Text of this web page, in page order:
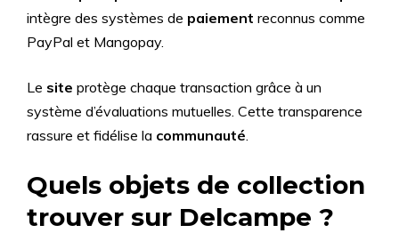
intègre des systèmes de paiement reconnus comme
PayPal et Mangopay.
Le site protège chaque transaction grâce à un
système d’évaluations mutuelles. Cette transparence
rassure et fidélise la communauté.
Quels objets de collection
trouver sur Delcampe ?